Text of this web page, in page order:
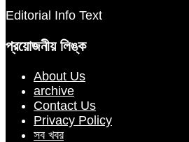
Editorial Info Text
প্রয়োজনীয় লিঙ্ক
About Us
archive
Contact Us
Privacy Policy
সব খবর